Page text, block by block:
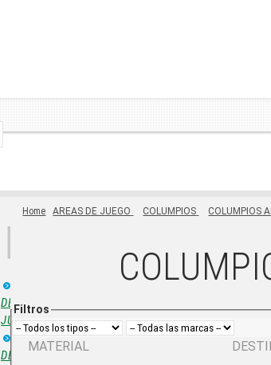
Home AREAS DE JUEGO COLUMPIOS COLUMPIOS
Filtros
MATERIAL
DE
JUEGO
ÁREAS
DE